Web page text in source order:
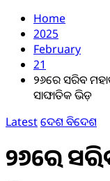
Home
2025
February
21
୨୬ରେ ସରିବ
ସାଙ୍ଘାତିକ ଭିଡ଼
Latestଦେଶ ବିଦେଶ
୨୬ରେ